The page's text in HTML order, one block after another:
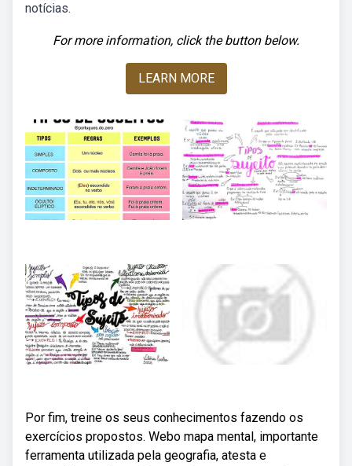
notícias.
For more information, click the button below.
LEARN MORE
Por fim, treine os seus conhecimentos fazendo os
exercícios propostos. Webo mapa mental, importante
ferramenta utilizada pela geografia, atesta e